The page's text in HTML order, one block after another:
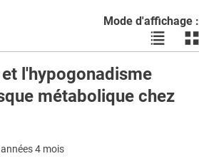
Mode d'affichage :
Voir
les
liste
les
et l'hypogonadisme
métabolique chez
4 mois